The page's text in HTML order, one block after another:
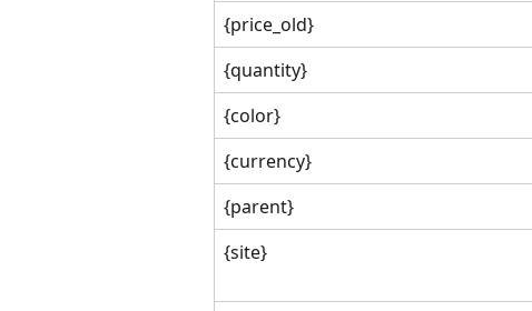
{price_old}
{quantity}
{color}
{currency}
{parent}
{site}